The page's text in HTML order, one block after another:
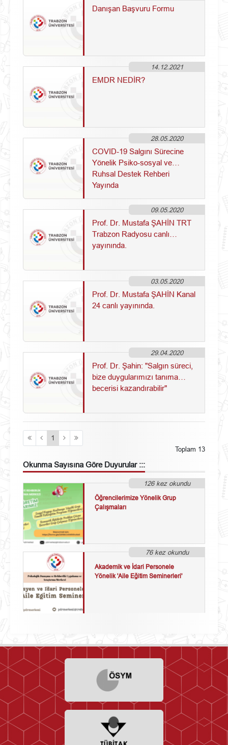
Danışan Başvuru Formu
14.12.2021
EMDR NEDİR?
28.05.2020
COVID-19 Salgını Sürecine
Yönelik Psiko-sosyal ve
Ruhsal Destek Rehberi
Yayında
09.05.2020
Prof. Dr. Mustafa ŞAHİN TRT
Trabzon Radyosu canlı
yayınında.
03.05.2020
Prof. Dr. Mustafa ŞAHİN Kanal
24 canlı yayınında.
29.04.2020
Prof. Dr. Şahin: "Salgın süreci,
bize duygularımızı tanıma
becerisi kazandırabilir"
1
Toplam 13
Okunma Sayısına GöreDuyurular :::
126 kez okundu
Öğrencilerimize Yönelik Grup
Çalışmaları
76 kez okundu
Akademik ve İdari Personele
Yönelik 'Aile Eğitim Seminerleri'